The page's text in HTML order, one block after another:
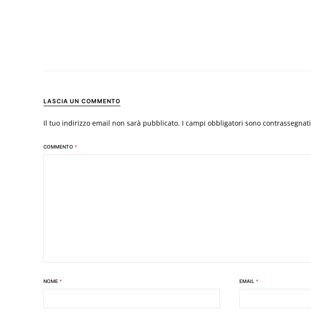
LASCIA UN COMMENTO
Il tuo indirizzo email non sarà pubblicato. I campi obbligatori sono contrassegnati
COMMENTO *
NOME * EMAIL *